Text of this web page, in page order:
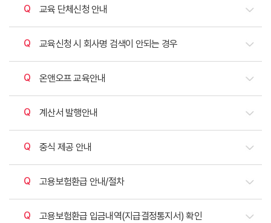
질문
교육 단체신청 안내
질문
교육신청 시 회사명 검색이 안되는 경우
질문
온앤오프 교육안내
질문
계산서 발행안내
질문
중식 제공 안내
질문
고용보험환급 안내/절차
질문
고용보험환급 입금내역(지급결정통지서) 확인